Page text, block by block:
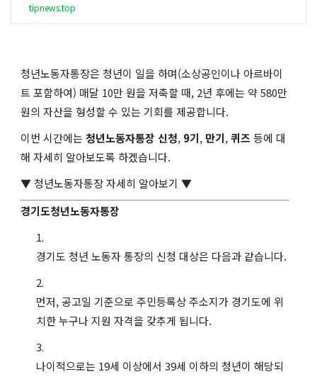
tipnews.top
청년노동자통장은 청년이 일을 하며(소상공인이나 아르바이
트 포함하여) 매달 10만 원을 저축할 때, 2년 후에는 약 580만
원의 자산을 형성할 수 있는 기회를 제공합니다.
이번 시간에는 청년노동자통장 신청, 9기, 만기,퀴즈 등에 대
해 자세히 알아보도록 하겠습니다.
▼ 청년노동자통장 자세히 알아보기 ▼
경기도청년노동자통장
경기도 청년 노동자 통장의 신청 대상은 다음과 같습니다.
먼저, 공고일 기준으로 주민등록상 주소지가 경기도에 위
치한 누구나 지원 자격을 갖추게 됩니다.
나이적으로는 19세 이상에서 39세 이하의 청년이 해당되